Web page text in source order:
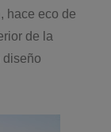
hace eco de
de la
diseño